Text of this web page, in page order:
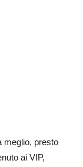
meglio, presto
ai VIP,